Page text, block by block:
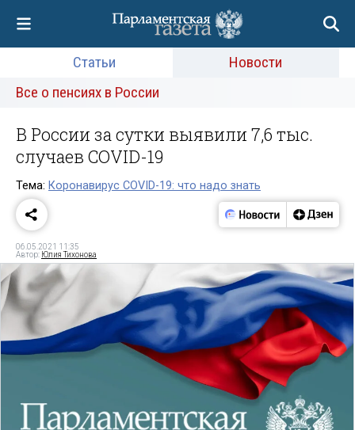
Статьи
Новости
Все о пенсиях в России
В России за сутки выявили 7,6 тыс.
случаев COVID-19
Тема: Коронавирус COVID-19: что надо знать
06.05.2021 11:35
Автор: Юлия Тихонова